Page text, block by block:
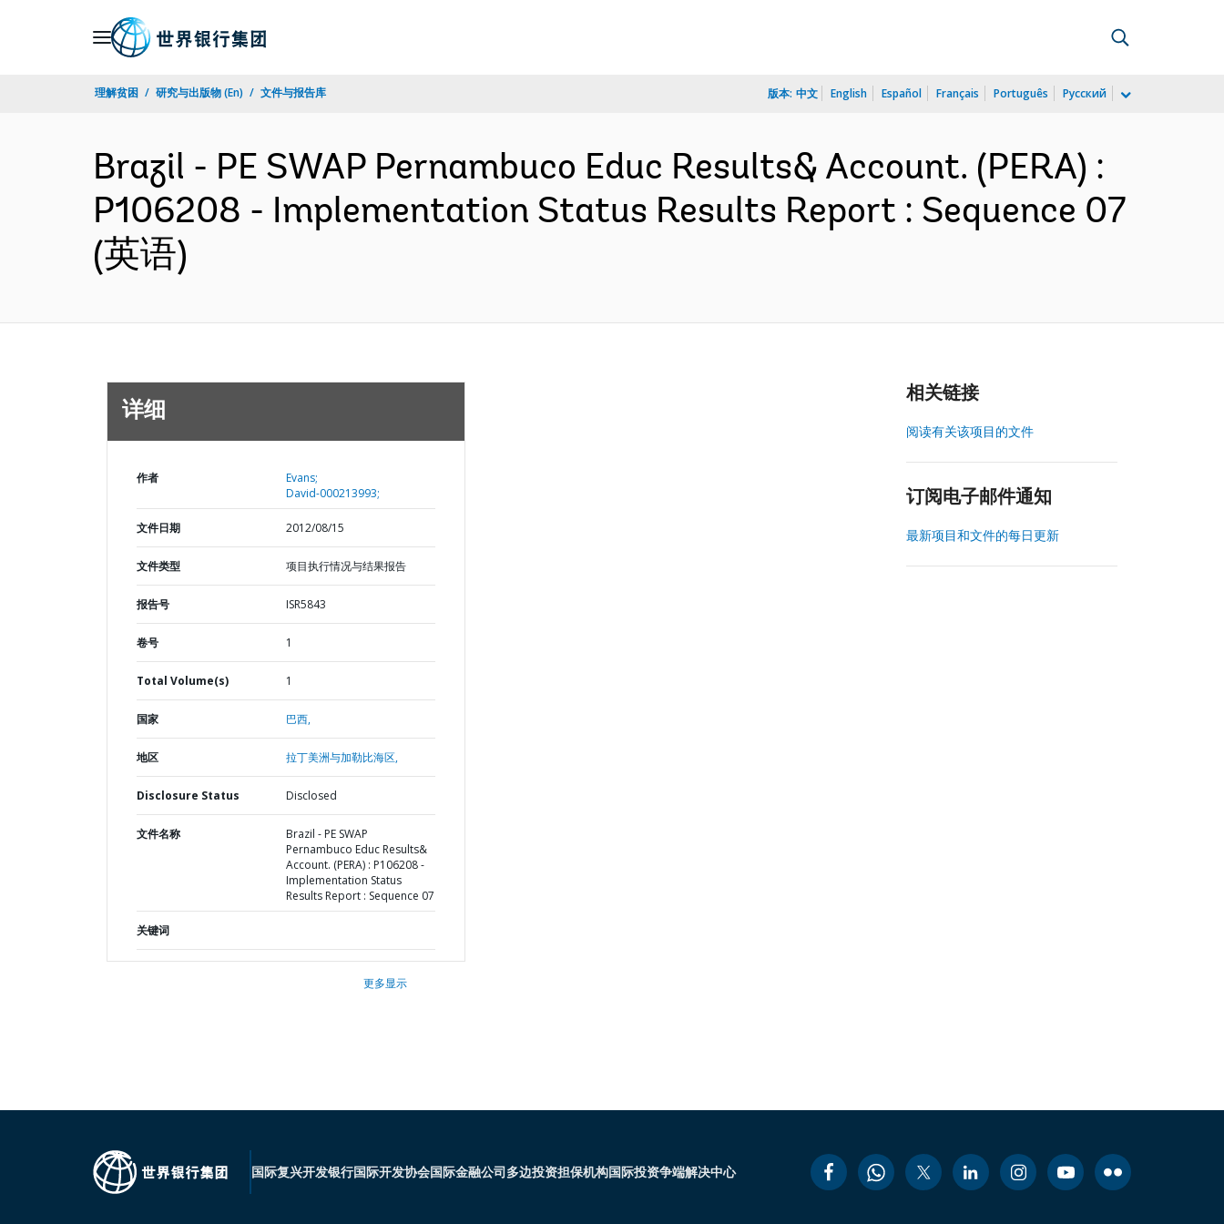
理解贫困 研究与出版物 (En) 文件与报告库 版本: 中文 English Español Français Português Русский
Brazil - PE SWAP Pernambuco Educ Results& Account. (PERA) :
P106208 - Implementation Status Results Report : Sequence 07
(英语)
详细
作者
Evans;
David-000213993;
文件日期 2012/08/15
文件类型 项目执行情况与结果报告
报告号 ISR5843
卷号 1
Total Volume(s) 1
国家 巴西,
地区 拉丁美洲与加勒比海区,
Disclosure Status Disclosed
文件名称
Brazil - PE SWAP
Pernambuco Educ Results&
Account. (PERA) : P106208 -
Implementation Status
Results Report : Sequence 07
关键词
更多显示
相关链接
阅读有关该项目的文件
订阅电子邮件通知
最新项目和文件的每日更新
国际复兴开发银行国际开发协会国际金融公司多边投资担保机构国际投资争端解决中心